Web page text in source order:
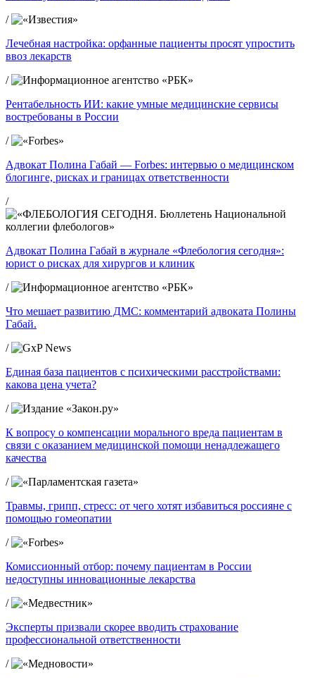
/
Лечебная настройка: орфанные пациенты просят упростить
ввоз лекарств
/
Рентабельность ИИ: какие умные медицинские сервисы
востребованы в России
/
Адвокат Полина Габай — Forbes: интервью о медицинском
блогинге, рисках и границах ответственности
/
Адвокат Полина Габай в журнале «Флебология сегодня»:
юрист о рисках для хирургов и клиник
/
Что мешает развитию ДМС: комментарий адвоката Полины
Габай.
/
Единая база пациентов с психическими расстройствами:
какова цена учета?
/
К вопросу о компенсации морального вреда пациентам в
связи с оказанием медицинской помощи ненадлежащего
качества
/
Травмы, грипп, стресс: от чего хотят избавиться россияне с
помощью гомеопатии
/
Комиссионный отбор: почему пациентам в России
недоступны инновационные лекарства
/
Эксперты призвали скорее вводить страхование
профессиональной ответственности
/